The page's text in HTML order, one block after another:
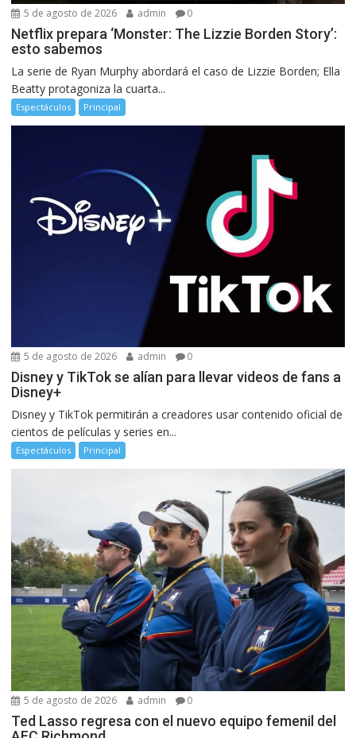
5 de agosto de 2026 admin 0
Netflix prepara ‘Monster: The Lizzie Borden Story’:
esto sabemos
La serie de Ryan Murphy abordará el caso de Lizzie Borden; Ella
Beatty protagoniza la cuarta...
Espectáculos Principal
5 de agosto de 2026 admin 0
Disney y TikTok se alían para llevar videos de fans a
Disney+
Disney y TikTok permitirán a creadores usar contenido oficial de
cientos de películas y series en...
Espectáculos Principal
5 de agosto de 2026 admin 0
Ted Lasso regresa con el nuevo equipo femenil del